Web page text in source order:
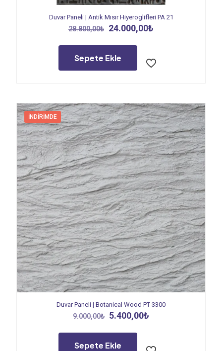
Duvar Paneli | Antik Mısır Hiyeroglifleri PA 21
28.800,00₺ Orijinal
28.800,00₺.
24.000,00₺
Sepete Ekle
İNDIRIMDE
Duvar Paneli | Botanical Wood PT 3300
9.000,00₺ Orijinal
9.000,00₺.
5.400,00₺
Sepete Ekle